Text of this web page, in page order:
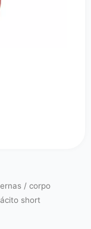
/ corpo
short